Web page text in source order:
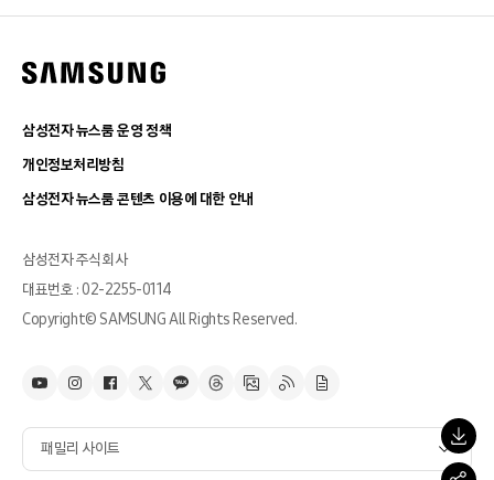
삼성전자 뉴스룸 운영 정책
개인정보처리방침
삼성전자 뉴스룸 콘텐츠 이용에 대한 안내
삼성전자 주식회사
대표번호 : 02-2255-0114
Copyright© SAMSUNG All Rights Reserved.
패밀리 사이트